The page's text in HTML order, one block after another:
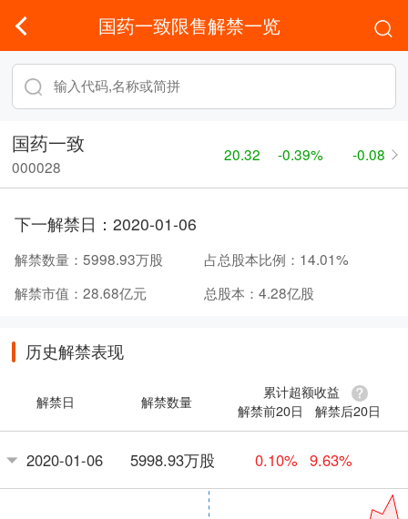
国药一致限售解禁一览
国药一致
000028
20.32 -0.39% -0.08
下一解禁日： 2020-01-06
解禁数量： 5998.93万股 占总股本比例： 14.01%
解禁市值： 28.68亿元 总股本： 4.28亿股
历史解禁表现
解禁日 解禁数量
累计超额收益
解禁前20日
解禁后20日
2020-01-06 5998.93万股 0.10% 9.63%